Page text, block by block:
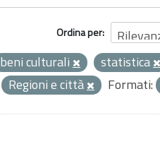
Ordina per
beni culturali
statistica
Regioni e città Formati: